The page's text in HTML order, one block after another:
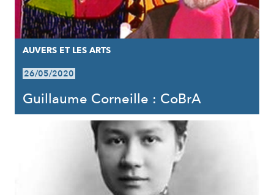
AUVERS ET LES ARTS
26/05/2020
Guillaume Corneille : CoBrA